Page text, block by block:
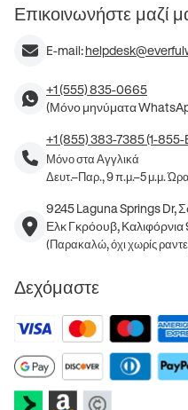
Επικοινωνήστε μαζί
E-mail:
+1 (555) 835-0665
(Μόνο μηνύματα
+1 (855) 383-7385 (1-855-
Μόνο στα Αγγλικά
Δευτ.–Παρ., 9 π.μ.–5 μ.μ.
9245 Laguna Springs Dr,
Ελκ Γκρόουβ, Καλιφόρνια
(Παρακαλώ, όχι χωρίς
Δεχόμαστε